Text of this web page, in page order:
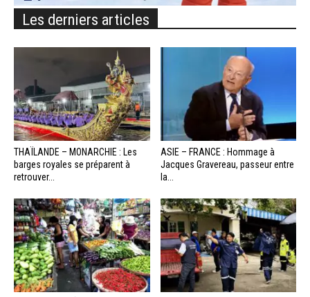
Les derniers articles
THAÏLANDE – MONARCHIE : Les
barges royales se préparent à
retrouver...
ASIE – FRANCE : Hommage à
Jacques Gravereau, passeur entre
la...